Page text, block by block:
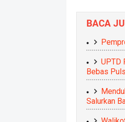
BACA
UPTD
Bebas
Salurkan